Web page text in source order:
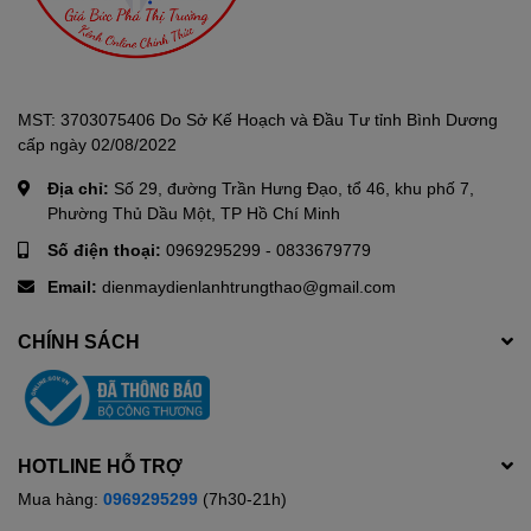
MST: 3703075406 Do Sở Kế Hoạch và Đầu Tư tỉnh Bình Dương
cấp ngày 02/08/2022
Địa chỉ: Số 29, đường Trần Hưng Đạo, tổ 46, khu phố 7,
Phường Thủ Dầu Một, TP Hồ Chí Minh
Số điện thoại: 0969295299 - 0833679779
Email: dienmaydienlanhtrungthao@gmail.com
CHÍNH SÁCH
HOTLINE HỖ TRỢ
Mua hàng: 0969295299 (7h30-21h)